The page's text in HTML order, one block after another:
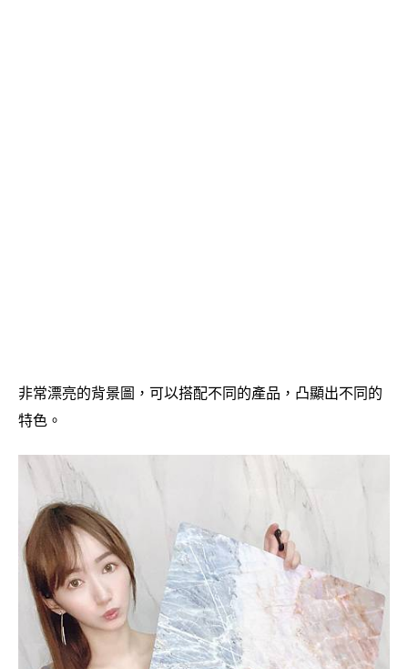
非常漂亮的背景圖，可以搭配不同的產品，凸顯出不同的
特色。